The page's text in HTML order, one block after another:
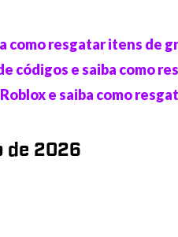
como resgatar itens de
códigos e saiba como
e saiba como
de 2026